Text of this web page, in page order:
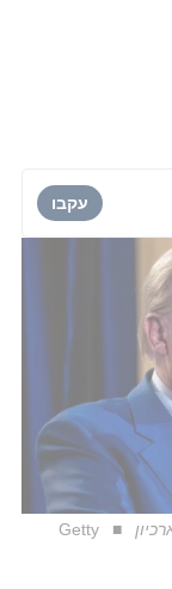
עקבו
Getty